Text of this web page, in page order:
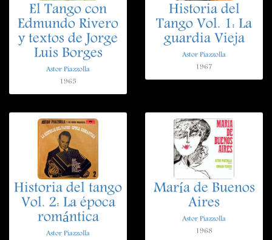
El Tango con
Edmundo Rivero
y textos de Jorge
Luis Borges
Astor Piazzolla
1965
Historia del
Tango Vol. 1: La
guardia Vieja
Astor Piazzolla
1967
Historia del tango
Vol. 2: La época
romántica
Astor Piazzolla
María de Buenos
Aires
Astor Piazzolla
1968